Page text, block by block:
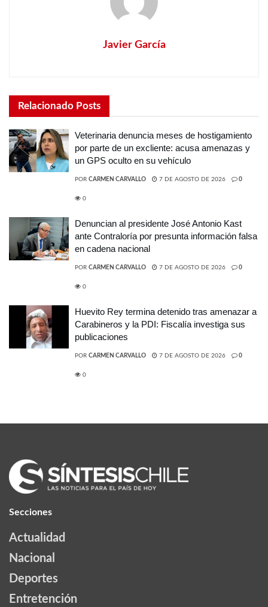
Javier García
Relacionado Posts
Veterinaria denuncia meses de hostigamiento
por parte de un excliente: acusa amenazas y
un GPS oculto en su vehículo
POR CARMEN CARVALLO 7 DE AGOSTO DE 2026 0
0
Denuncian al presidente José Antonio Kast
ante Contraloría por presunta información falsa
en cadena nacional
POR CARMEN CARVALLO 7 DE AGOSTO DE 2026 0
0
Huevito Rey termina detenido tras amenazar a
Carabineros y la PDI: Fiscalía investiga sus
publicaciones
POR CARMEN CARVALLO 7 DE AGOSTO DE 2026 0
0
Secciones
Actualidad
Nacional
Deportes
Entretención